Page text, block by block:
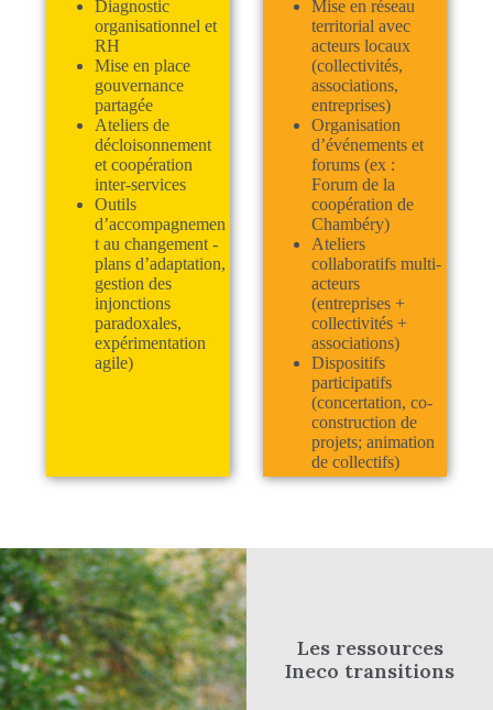
Diagnostic
organisationnel et
RH
Mise en place
gouvernance
partagée
Ateliers de
décloisonnement
et coopération
inter-services
Outils
d’accompagnemen
t au changement -
plans d’adaptation,
gestion des
injonctions
paradoxales,
expérimentation
agile)
Mise en réseau
territorial avec
acteurs locaux
(collectivités,
associations,
entreprises)
Organisation
d’événements et
forums (ex :
Forum de la
coopération de
Chambéry)
Ateliers
collaboratifs multi-
acteurs
(entreprises +
collectivités +
associations)
Dispositifs
participatifs
(concertation, co-
construction de
projets; animation
de collectifs)
Les ressources
Ineco transitions